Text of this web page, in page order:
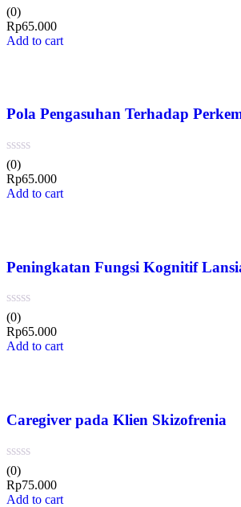
(0)
Rp65.000
Add to cart
Pola Pengasuhan Terhadap
(0)
Rp65.000
Add to cart
Peningkatan Fungsi Kognitif
(0)
Rp65.000
Add to cart
Caregiver pada Klien Skizofrenia
(0)
Rp75.000
Add to cart